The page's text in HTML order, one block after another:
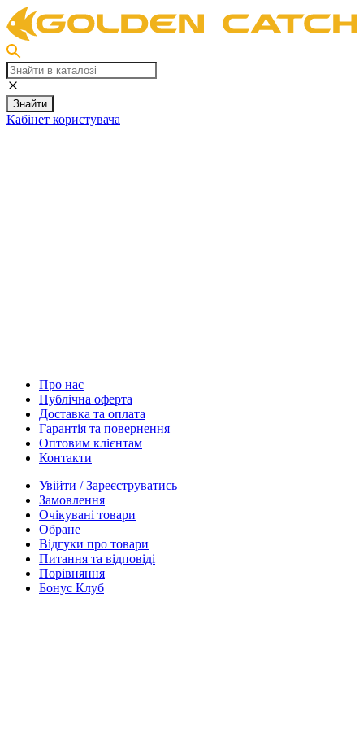
Знайти
Кабінет користувача
Про нас
Публічна оферта
Доставка та оплата
Гарантія та повернення
Оптовим клієнтам
Контакти
Увійти / Зареєструватись
Замовлення
Очікувані товари
Обране
Відгуки про товари
Питання та відповіді
Порівняння
Бонус Клуб